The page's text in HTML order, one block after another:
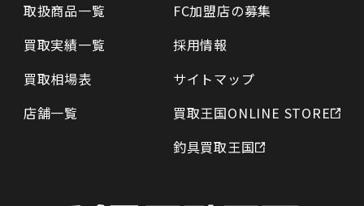
取扱商品一覧
買取実績一覧
買取相場表
店舗一覧
FC加盟店の募集
採用情報
サイトマップ
買取王国ONLINE STORE
釣具買取王国